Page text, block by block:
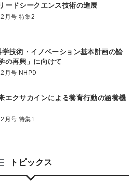
ードシークエンス技術の進展
月号 特集2
学技術・イノベーション基本計画の論
の再興」に向けて
月号 NHPD
エクサカインによる養育行動の涵養機
月号 特集1
トピックス